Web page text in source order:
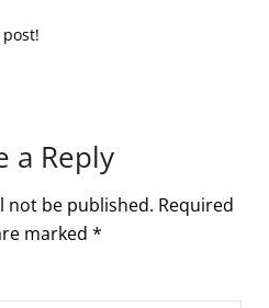
a Reply
not be published. Required
marked *